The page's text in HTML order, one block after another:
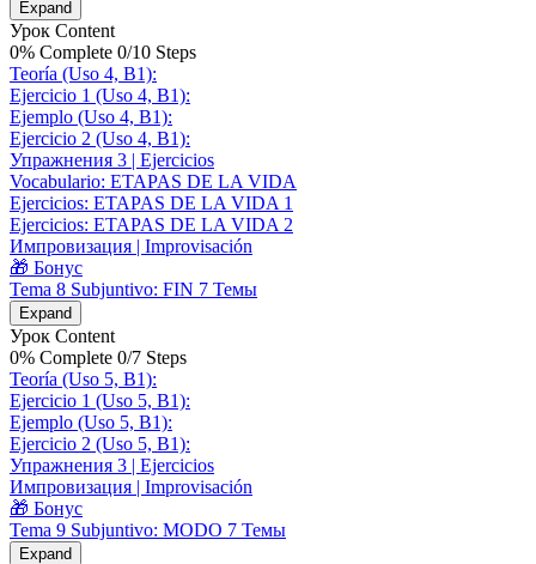
Expand
Урок Content
0% Complete 0/10 Steps
Teoría (Uso 4, B1):
Ejercicio 1 (Uso 4, B1):
Ejemplo (Uso 4, B1):
Ejercicio 2 (Uso 4, B1):
Упражнения 3 | Ejercicios
Vocabulario: ETAPAS DE LA VIDA
Ejercicios: ETAPAS DE LA VIDA 1
Ejercicios: ETAPAS DE LA VIDA 2
Импровизация | Improvisación
🎁 Бонус
Tema 8 Subjuntivo: FIN 7 Темы
Expand
Урок Content
0% Complete 0/7 Steps
Teoría (Uso 5, B1):
Ejercicio 1 (Uso 5, B1):
Ejemplo (Uso 5, B1):
Ejercicio 2 (Uso 5, B1):
Упражнения 3 | Ejercicios
Импровизация | Improvisación
🎁 Бонус
Tema 9 Subjuntivo: MODO 7 Темы
Expand